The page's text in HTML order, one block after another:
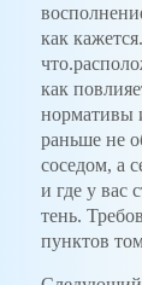
как
как
нормативы
раньше не
соседом, а
и где у вас
тень.
пунктов